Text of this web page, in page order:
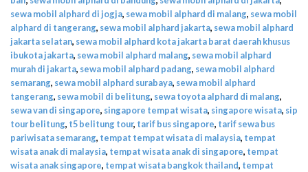
sewa mobil alphard di jogja, sewa mobil alphard di malang, sewa mobil
alphard di tangerang, sewa mobil alphard jakarta, sewa mobil alphard
jakarta selatan, sewa mobil alphard kota jakarta barat daerah khusus
ibukota jakarta, sewa mobil alphard malang, sewa mobil alphard
murah di jakarta, sewa mobil alphard padang, sewa mobil alphard
semarang, sewa mobil alphard surabaya, sewa mobil alphard
tangerang, sewa mobil di belitung, sewa toyota alphard di malang,
sewa van di singapore, singapore tempat wisata, singapore wisata, sip
tour belitung, t5 belitung tour, tarif bus singapore, tarif sewa bus
pariwisata semarang, tempat tempat wisata di malaysia, tempat
wisata anak di malaysia, tempat wisata anak di singapore, tempat
wisata anak singapore, tempat wisata bangkok thailand, tempat